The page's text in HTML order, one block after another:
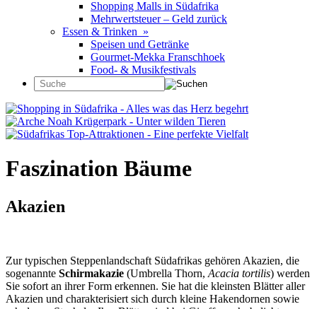
Shopping Malls in Südafrika
Mehrwertsteuer – Geld zurück
Essen & Trinken »
Speisen und Getränke
Gourmet-Mekka Franschhoek
Food- & Musikfestivals
Faszination Bäume
Akazien
Zur typischen Steppenlandschaft Südafrikas gehören Akazien, die
sogenannte Schirmakazie (Umbrella Thorn, Acacia tortilis) werden
Sie sofort an ihrer Form erkennen. Sie hat die kleinsten Blätter aller
Akazien und charakterisiert sich durch kleine Hakendornen sowie